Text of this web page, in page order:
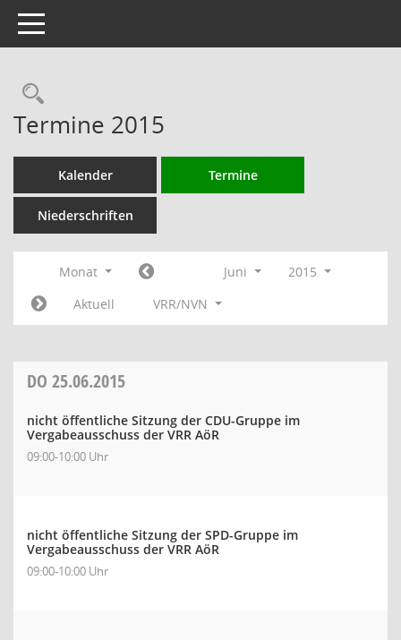
Toggle navigation
Rechercheauswahl
Termine 2015
Kalender Termine
Niederschriften
Monat Juni
2015
Aktuell
VRR/NVN
DO 25.06.2015
nicht öffentliche Sitzung der CDU-Gruppe im
Vergabeausschuss der VRR AöR
09:00-10:00 Uhr
nicht öffentliche Sitzung der SPD-Gruppe im
Vergabeausschuss der VRR AöR
09:00-10:00 Uhr